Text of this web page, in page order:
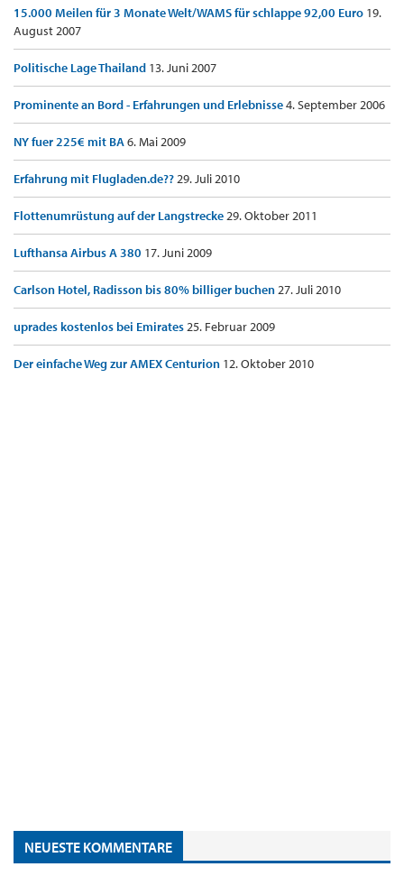
15.000 Meilen für 3 Monate Welt/WAMS für schlappe 92,00 Euro 19.
August 2007
Politische Lage Thailand 13. Juni 2007
Prominente an Bord - Erfahrungen und Erlebnisse4. September 2006
NY fuer 225€ mit BA6. Mai 2009
Erfahrung mit Flugladen.de??29. Juli 2010
Flottenumrüstung auf der Langstrecke29. Oktober 2011
Lufthansa Airbus A 380 17. Juni 2009
Carlson Hotel, Radisson bis 80% billiger buchen27. Juli 2010
uprades kostenlos bei Emirates25. Februar 2009
Der einfache Weg zur AMEX Centurion 12. Oktober 2010
NEUESTE KOMMENTARE